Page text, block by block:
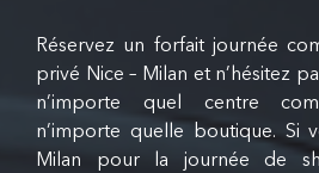
Réservez un forfait journée
privé Nice – Milan et n’hésitez
n’importe quel centre
n’importe quelle boutique. Si
Milan pour la journée de